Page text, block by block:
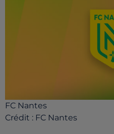
FC Nantes
Crédit : FC Nantes